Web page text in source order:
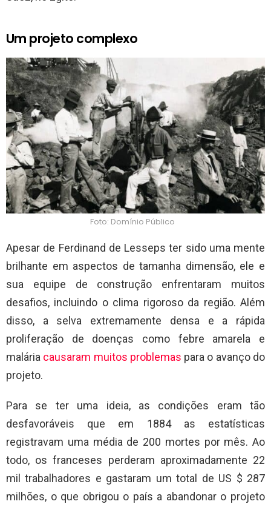
Um projeto complexo
Foto: Domínio Público
Apesar de Ferdinand de Lesseps ter sido uma mente
brilhante em aspectos de tamanha dimensão, ele e
sua equipe de construção enfrentaram muitos
desafios, incluindo o clima rigoroso da região. Além
disso, a selva extremamente densa e a rápida
proliferação de doenças como febre amarela e
malária causaram muitos problemas para o avanço do
projeto.
Para se ter uma ideia, as condições eram tão
desfavoráveis ​​que em 1884 as estatísticas
registravam uma média de 200 mortes por mês. Ao
todo, os franceses perderam aproximadamente 22
mil trabalhadores e gastaram um total de US $ 287
milhões, o que obrigou o país a abandonar o projeto